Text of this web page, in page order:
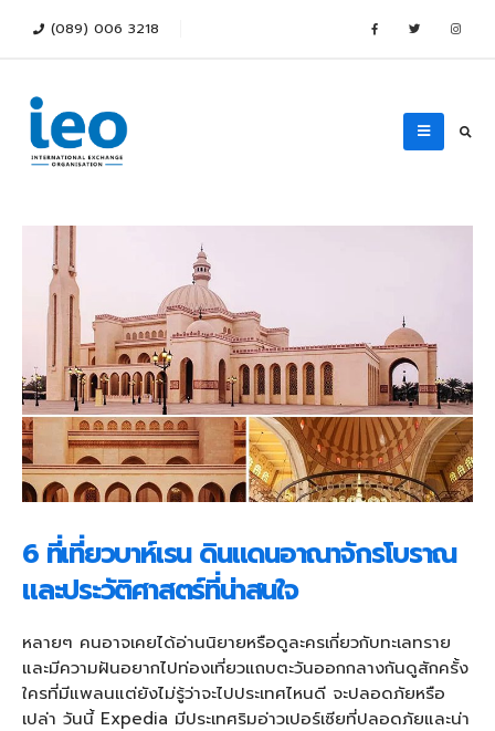
(089) 006 3218
6 ที่เที่ยวบาห์เรน ดินแดนอาณาจักรโบราณ
และประวัติศาสตร์ที่น่าสนใจ
หลายๆ คนอาจเคยได้อ่านนิยายหรือดูละครเกี่ยวกับทะเลทราย
และมีความฝันอยากไปท่องเที่ยวแถบตะวันออกกลางกันดูสักครั้ง
ใครที่มีแพลนแต่ยังไม่รู้ว่าจะไปประเทศไหนดี จะปลอดภัยหรือ
เปล่า วันนี้ Expedia มีประเทศริมอ่าวเปอร์เซียที่ปลอดภัยและน่า